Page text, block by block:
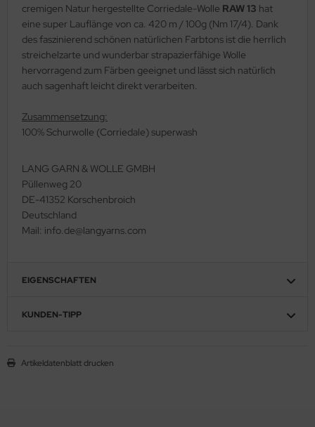
cremigen Natur hergestellte Corriedale-Wolle RAW 13 hat
eine super Lauflänge von ca. 420 m / 100g (Nm 17/4). Dank
des faszinierend schönen natürlichen Farbtons ist die herrlich
streichelzarte und wunderbar strapazierfähige Wolle
hervorragend zum Färben geeignet und lässt sich natürlich
auch sagenhaft leicht direkt verarbeiten.
Zusammensetzung:
100% Schurwolle (Corriedale) superwash
LANG GARN & WOLLE GMBH
Püllenweg 20
DE-41352 Korschenbroich
Deutschland
Mail: info.de@langyarns.com
EIGENSCHAFTEN
KUNDEN-TIPP
Artikeldatenblatt drucken